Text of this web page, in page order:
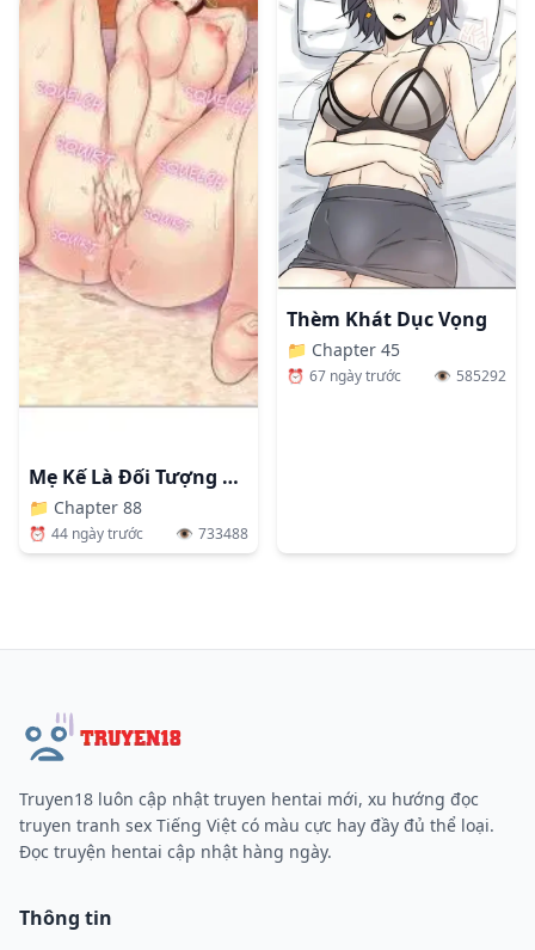
Mẹ Kế Là Đối Tượng Làm Tình Của Tôi
📁 Chapter 88
⏰ 44 ngày trước 👁️ 733488
Thèm Khát Dục Vọng
📁 Chapter 45
⏰ 67 ngày trước 👁️ 585292
Truyen18 luôn cập nhật truyen hentai mới, xu hướng đọc
truyen tranh sex Tiếng Việt có màu cực hay đầy đủ thể loại.
Đọc truyện hentai cập nhật hàng ngày.
Thông tin